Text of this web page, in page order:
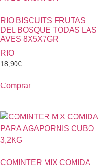
RIO BISCUITS FRUTAS
DEL BOSQUE TODAS LAS
AVES 8X5X7GR
RIO
18,90€
Comprar
COMINTER MIX COMIDA